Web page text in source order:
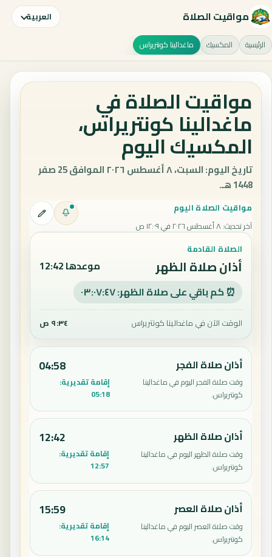
مواقيت الصلاة العربية
الرئيسية المكسيك ماغدالينا كونتريراس
مواقيت الصلاة في
ماغدالينا كونتريراس،
المكسيك اليوم
تاريخ اليوم: السبت، ٨ أغسطس ٢٠٢٦ الموافق 25 صفر
1448 هـ.
مواقيت الصلاة اليوم
آخر تحديث:٨ أغسطس ٢٠٢٦ في ١٢:٠٩ ص
الصلاة القادمة
أذان صلاة الظهر موعدها 12:42
⏰ كم باقي على صلاة الظهر: ٠٣:٠٧:٤٦
الوقت الآن في ماغدالينا كونتريراس ٩:٣٤ ص
أذان صلاة الفجر
وقت صلاة الفجر اليوم في ماغدالينا
كونتريراس.
04:58
إقامة تقديرية:
05:18
أذان صلاة الظهر
وقت صلاة الظهر اليوم في ماغدالينا
كونتريراس.
12:42
إقامة تقديرية:
12:57
أذان صلاة العصر
وقت صلاة العصر اليوم في ماغدالينا
كونتريراس.
15:59
إقامة تقديرية:
16:14